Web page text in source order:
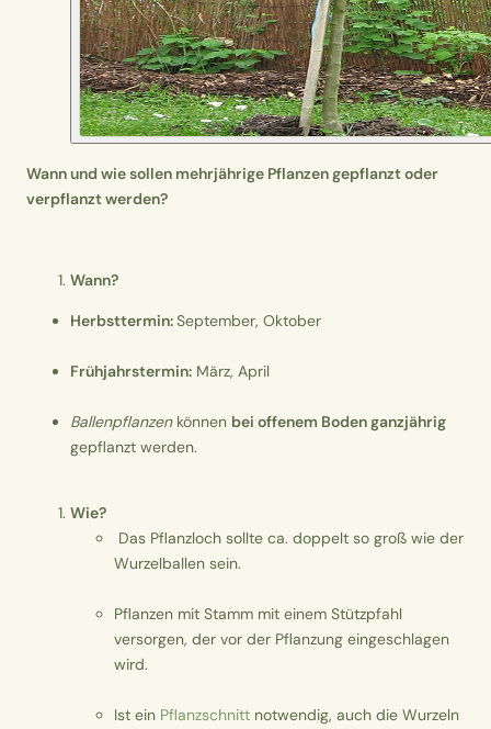
Wann und wie sollen mehrjährige Pflanzen gepflanzt oder
verpflanzt werden?
Wann?
​Herbsttermin:September, Oktober
Frühjahrstermin: März, April
Ballenpflanzen können bei offenem Boden ganzjährig
gepflanzt werden.
Wie?
Das Pflanzloch sollte ca. doppelt so groß wie der
Wurzelballen sein.
Pflanzen mit Stamm mit einem Stützpfahl
versorgen, der vor der Pflanzung eingeschlagen
wird.
Ist ein Pflanzschnitt notwendig, auch die Wurzeln